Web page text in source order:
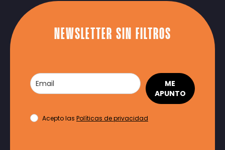
NEWSLETTER SIN FILTROS
ME
APUNTO
Acepto las Políticas de privacidad